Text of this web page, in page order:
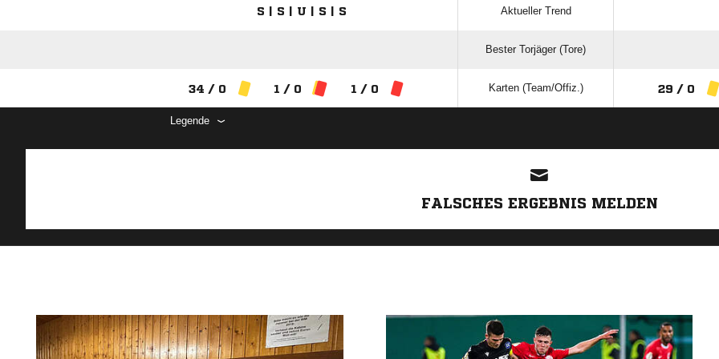
S | S | U | S | S Aktueller Trend
Bester Torjäger (Tore)
34 / 0 1 / 0 1 / 0 Karten (Team/Offiz.) 29 / 0
Legende
FALSCHES ERGEBNIS MELDEN